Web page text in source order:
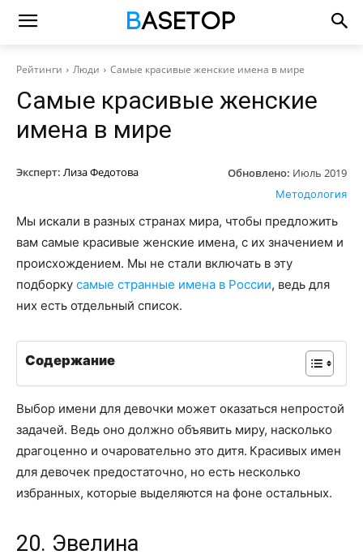
Рейтинги Люди Самые красивые женские имена в мире
Самые красивые женские
имена в мире
Эксперт: Лиза Федотова Обновлено: Июль 2019
Методология
Мы искали в разных странах мира, чтобы предложить
вам самые красивые женские имена, с их значением и
происхождением. Мы не стали включать в эту
подборку самые странные имена в России, ведь для
них есть отдельный список.
Содержание
Выбор имени для девочки может оказаться непростой
задачей. Ведь оно должно объявить миру, насколько
драгоценно и очаровательно это дитя. Красивых имен
для девочек предостаточно, но есть несколько
избранных, которые выделяются на фоне остальных.
20. Эвелина